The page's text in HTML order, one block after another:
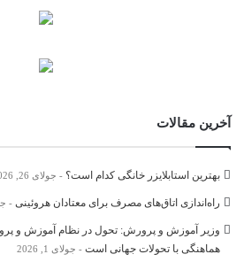
آخرین مقالات
بهترین استابلایزر خانگی کدام است؟ جولای 26, 2026
راه‌اندازی اتاق‌های مصرف برای معتادان هروئینی
وزیر آموزش و پرورش: تحول در نظام آموزش و
هماهنگی با تحولات جهانی است
جولای 1, 2026